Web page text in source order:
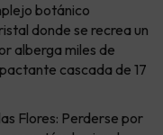
botánico
donde se recrea un
alberga miles de
cascada de 17
Flores: Perderse por